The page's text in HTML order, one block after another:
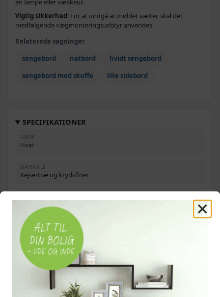
en lampe eller vækkeur.
Vigtig sikkerhed: For at undgå at møblet vælter, skal det
medfølgende vægmonteringsudstyr anvendes.
Relaterede søgninger
sengebord
natbord
hvidt sengebord
sengebord med skuffe
lille sidebord
SPECIFIKATIONER
FARVE
Hvid
MATERIALE
Kejsertræ og krydsfiner
63 × 30 × 30 cm (H × B × D)
SKUFFEMÅL
12,2 × 21 × 26,5 cm (H × B × D)
OPBEVARING
1 skuffe og 1 hylde